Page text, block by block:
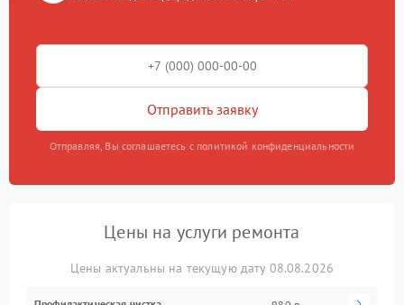
Отправить заявку
Отправляя, Вы соглашаетесь с политикой конфиденциальности
Цены на услуги ремонта
Цены актуальны на текущую дату 08.08.2026